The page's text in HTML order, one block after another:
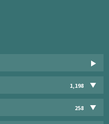
1,198
258